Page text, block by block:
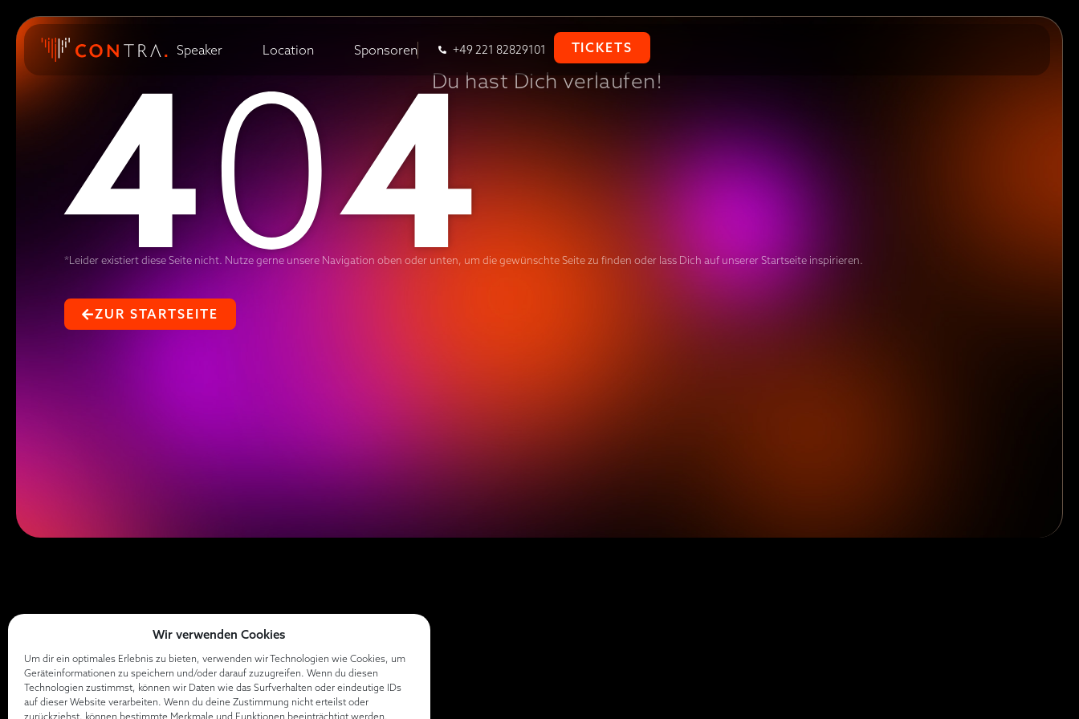
Wir verwenden Cookies
Um dir ein optimales Erlebnis zu bieten, verwenden wir Technologien wie Cookies, um
Geräteinformationen zu speichern und/oder darauf zuzugreifen. Wenn du diesen
Technologien zustimmst, können wir Daten wie das Surfverhalten oder eindeutige IDs
auf dieser Website verarbeiten. Wenn du deine Zustimmung nicht erteilst oder
zurückziehst, können bestimmte Merkmale und Funktionen beeinträchtigt werden.
Speaker Location Sponsoren +49 221 82829101 TICKETS
404
*Leider existiert diese Seite nicht. Nutze gerne unsere Navigation oben oder unten, um die gewünschte Seite zu finden oder lass Dich auf unserer Startseite inspirieren.
Du hast Dich verlaufen!
ZUR STARTSEITE